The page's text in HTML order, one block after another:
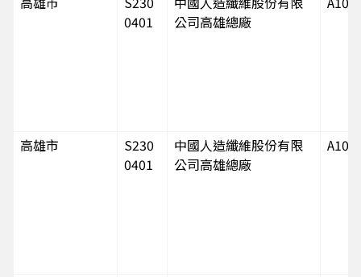
0401
公司高雄總廠
高雄市
S230
0401
中國人造纖維股份有限
公司高雄總廠
A102